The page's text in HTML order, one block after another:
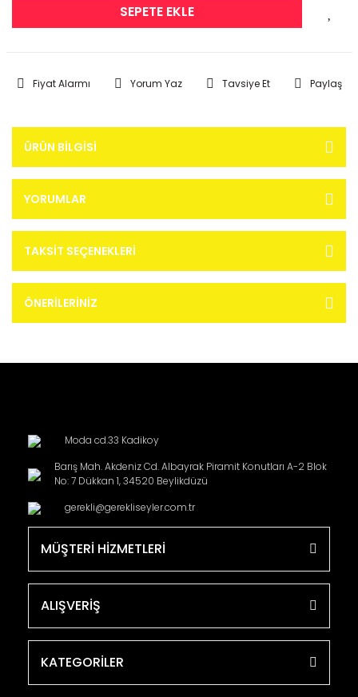
SEPETE EKLE
Fiyat Alarmı Yorum Yaz Tavsiye Et Paylaş
ÜRÜN BILGISI
YORUMLAR
TAKSIT SEÇENEKLERI
ÖNERILERINIZ
Moda cd.33 Kadikoy
Barış Mah. Akdeniz Cd. Albayrak Piramit Konutları A-2 Blok
No: 7 Dükkan 1, 34520 Beylikdüzü
gerekli@gerekliseyler.com.tr
MÜŞTERİ HİZMETLERİ
ALIŞVERİŞ
KATEGORİLER